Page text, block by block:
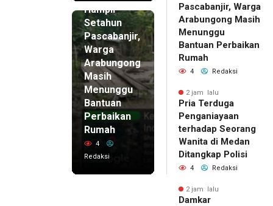
Hampir
Setahun
Pascabanjir,
Warga
Arabungong
Masih
Menunggu
Bantuan
Perbaikan
Rumah
4
Redaksi
Pascabanjir, Warga
Arabungong Masih
Menunggu
Bantuan Perbaikan
Rumah
4 Redaksi
2 jam lalu
Pria Terduga
Penganiayaan
terhadap Seorang
Wanita di Medan
Ditangkap Polisi
4 Redaksi
2 jam lalu
Damkar